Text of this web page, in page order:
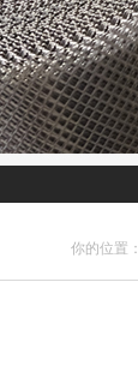
你的位置：